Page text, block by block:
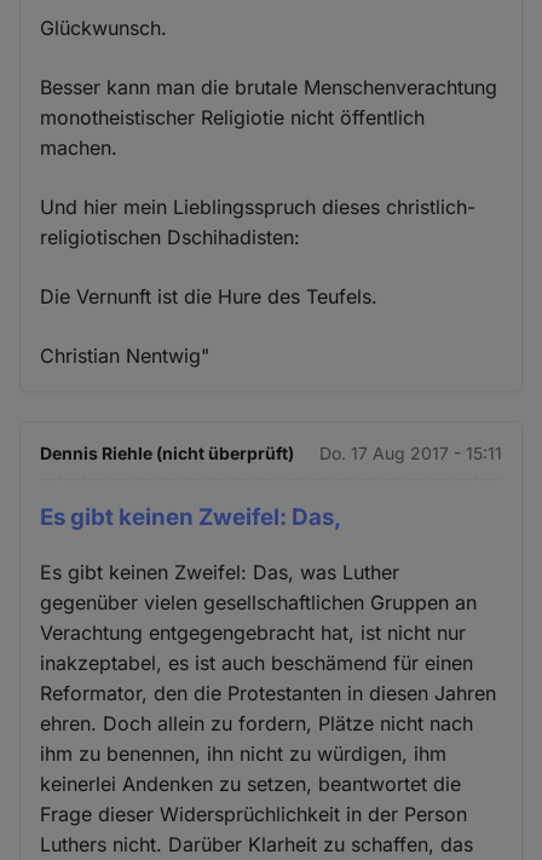
Glückwunsch.
Besser kann man die brutale Menschenverachtung
monotheistischer Religiotie nicht öffentlich
machen.
Und hier mein Lieblingsspruch dieses christlich-
religiotischen Dschihadisten:
Die Vernunft ist die Hure des Teufels.
Christian Nentwig"
Dennis Riehle (nicht überprüft) Do. 17 Aug 2017 - 15:11
Es gibt keinen Zweifel: Das,
Es gibt keinen Zweifel: Das, was Luther
gegenüber vielen gesellschaftlichen Gruppen an
Verachtung entgegengebracht hat, ist nicht nur
inakzeptabel, es ist auch beschämend für einen
Reformator, den die Protestanten in diesen Jahren
ehren. Doch allein zu fordern, Plätze nicht nach
ihm zu benennen, ihn nicht zu würdigen, ihm
keinerlei Andenken zu setzen, beantwortet die
Frage dieser Widersprüchlichkeit in der Person
Luthers nicht. Darüber Klarheit zu schaffen, das